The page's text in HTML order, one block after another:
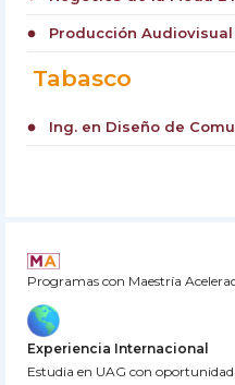
circle Producción Audiovisual
Tabasco
circle Ing. en Diseño de
Programas con Maestría
Experiencia Internacional
Estudia en UAG con